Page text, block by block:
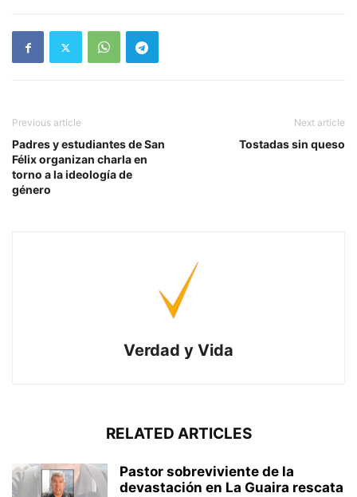
Previous article
Padres y estudiantes de San
Félix organizan charla en
torno a la ideología de
género
Next article
Tostadas sin queso
Verdad y Vida
RELATED ARTICLES
Pastor sobreviviente de la
devastación en La Guaira rescata